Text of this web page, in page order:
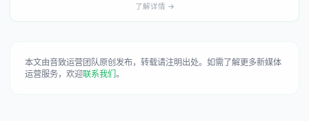
了解详情 →
本文由音致运营团队原创发布，转载请注明出处。如需了解更多新媒体
运营服务，欢迎联系我们 。